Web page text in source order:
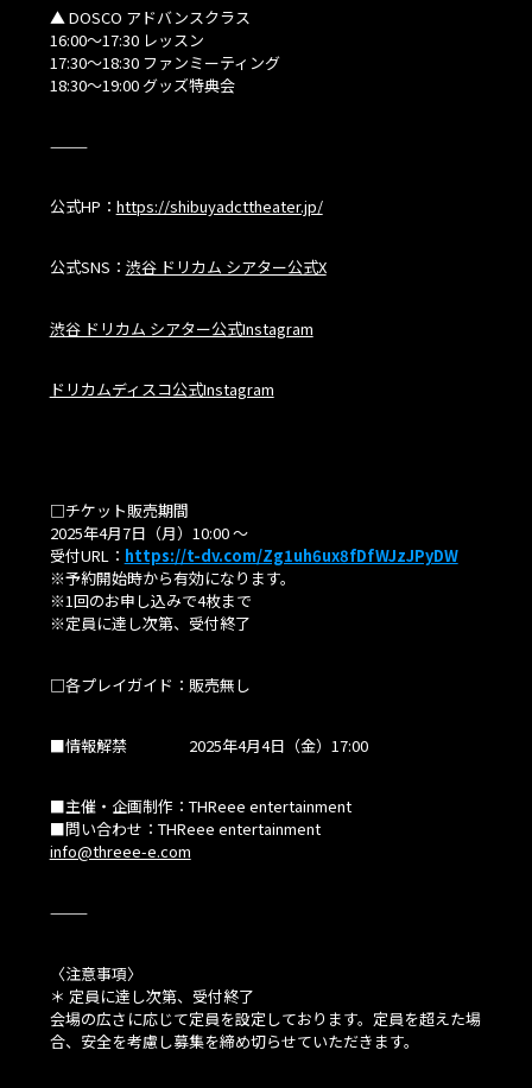
▲ DOSCO アドバンスクラス
16:00～17:30 レッスン
17:30～18:30 ファンミーティング
18:30～19:00 グッズ特典会
⸻
公式HP： https://shibuyadcttheater.jp/
公式SNS： 渋谷 ドリカム シアター公式X
渋谷 ドリカム シアター公式Instagram
ドリカムディスコ公式Instagram
□チケット販売期間
2025年4月7日（月）10:00 〜
受付URL： https://t-dv.com/Zg1uh6ux8fDfWJzJPyDW
※予約開始時から有効になります。
※1回のお申し込みで4枚まで
※定員に達し次第、受付終了
□各プレイガイド：販売無し
■情報解禁 2025年4月4日（金）17:00
■主催・企画制作：THReee entertainment
■問い合わせ：THReee entertainment
info@threee-e.com
⸻
〈注意事項〉
＊ 定員に達し次第、受付終了
会場の広さに応じて定員を設定しております。定員を超えた場
合、安全を考慮し募集を締め切らせていただきます。